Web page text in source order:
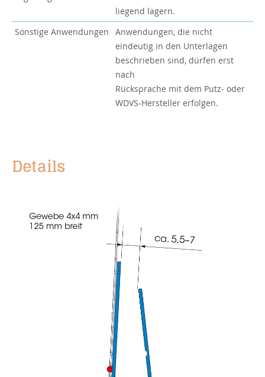
liegend lagern.
Sonstige Anwendungen
Anwendungen, die nicht
eindeutig in den Unterlagen
beschrieben sind, dürfen erst
nach
Rücksprache mit dem Putz- oder
WDVS-Hersteller erfolgen.
Details